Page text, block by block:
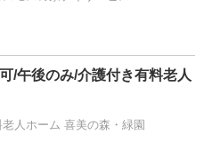
/午後のみ/介護付き有料老人
人ホーム 喜美の森・緑園